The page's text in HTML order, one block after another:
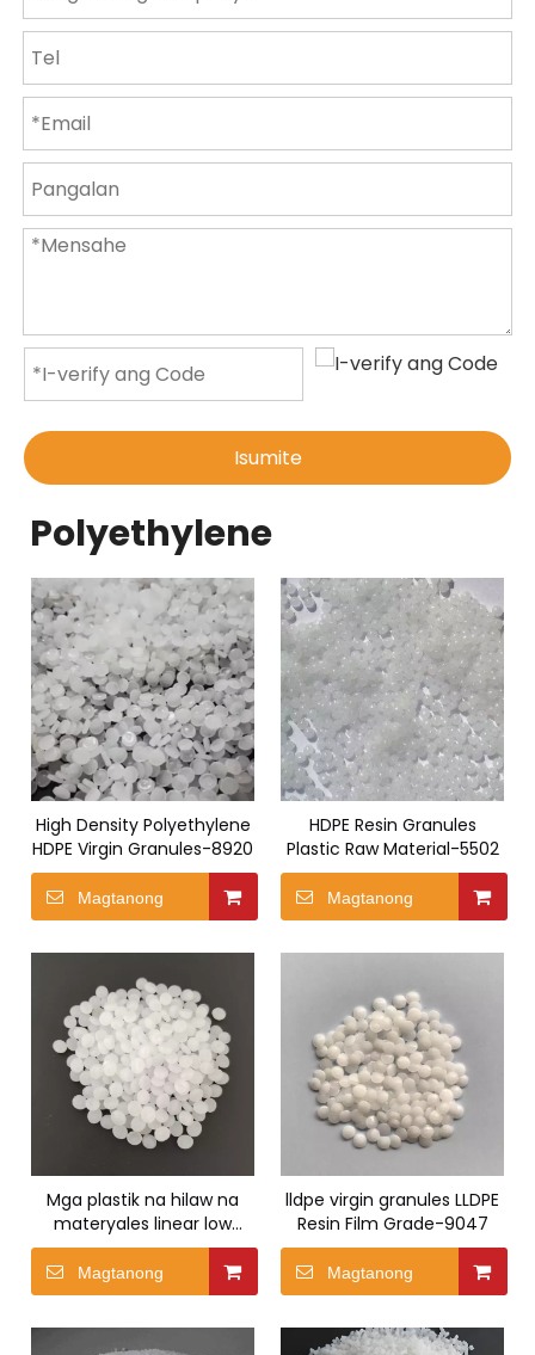
Isumite
Polyethylene
High Density Polyethylene
HDPE Virgin Granules-8920
Magtanong
HDPE Resin Granules
Plastic Raw Material-5502
Magtanong
Mga plastik na hilaw na
materyales linear low
density polyethylene lldpe
Injection Grade-8320
Magtanong
lldpe virgin granules LLDPE
Resin Film Grade-9047
Magtanong